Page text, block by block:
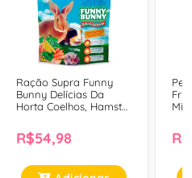
Ração Supra Funny
Bunny Delícias Da
Horta Coelhos, Hamster
Roedores - 1,8 Kg
R$54,98
Mix